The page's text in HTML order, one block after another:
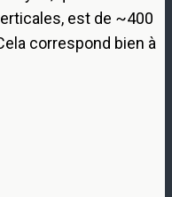
est de ~400
correspond bien à